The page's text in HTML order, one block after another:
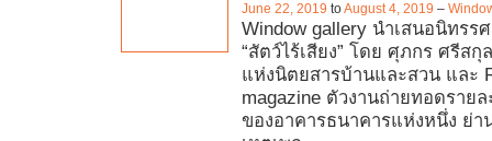
June 22, 2019 toAugust 4, 2019 –
Window gallery นำเสนอนิทรร
“สัตว์ไร้เสียง” โดย ศุภกร ศรีส
แห่งนิตยสารบ้านและสวน และ
magazine ตัวงานถ่ายทอดราย
ของอาคารธนาคารแห่งหนึ่ง ย่